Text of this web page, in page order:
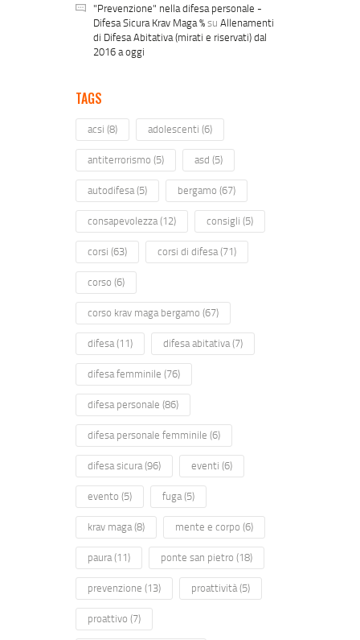
"Prevenzione" nella difesa personale -
Difesa Sicura Krav Maga %suAllenamenti
di Difesa Abitativa (mirati e riservati) dal
2016 a oggi
TAGS
acsi (8) adolescenti (6)
antiterrorismo (5) asd (5)
autodifesa(5) bergamo (67)
consapevolezza(12) consigli (5)
corsi (63) corsi di difesa(71)
corso (6)
corso krav maga bergamo (67)
difesa(11) difesa abitativa(7)
difesa femminile (76)
difesa personale (86)
difesa personale femminile (6)
difesa sicura(96) eventi (6)
evento (5) fuga(5)
krav maga(8) mente e corpo (6)
paura(11) ponte san pietro (18)
prevenzione (13) proattività(5)
proattivo (7)